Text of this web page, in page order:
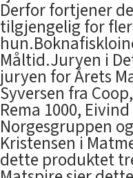
Derfor fortjener
tilgjengelig for
Måltid.Juryen i
juryen for Årets
Syversen fra
Rema 1000,
Norgesgruppen
Kristensen i
dette produktet